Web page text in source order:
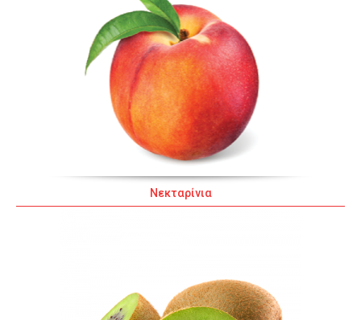
Νεκταρίνια